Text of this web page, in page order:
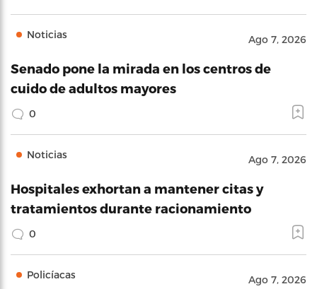
Noticias Ago 7, 2026
Senado pone la mirada en los centros de
cuido de adultos mayores
0
Noticias Ago 7, 2026
Hospitales exhortan a mantener citas y
tratamientos durante racionamiento
0
Policíacas Ago 7, 2026